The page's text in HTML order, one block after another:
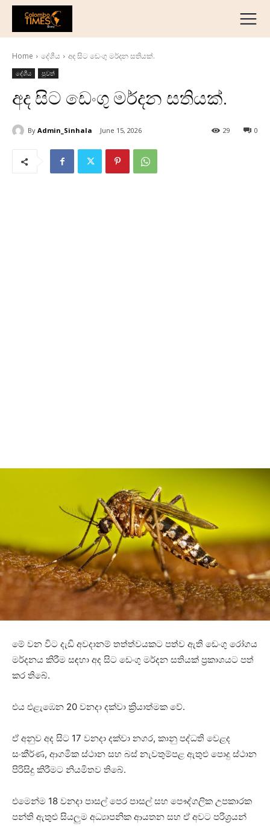
දේශීය
ජාත්‍යන්තර
අධ්‍යාපනික
ක්‍රීඩා
English
Home දේශීය අද සිට ඩෙංගු මර්දන සතියක්.
දේශීය පුවත්
අද සිට ඩෙංගු මර්දන සතියක්.
By Admin_Sinhala June 15, 2026 0
29
මේ වන විට දැඩි අවදානම් තත්ත්වයකට පත්ව ඇති ඩෙංගු රෝගය
මර්දනය කිරීම සඳහා අද සිට ඩෙංගු මර්දන සතියක් ප්‍රකාශයට පත්
කර තිබේ.
එය එළැඹෙන 20 වනදා දක්වා ක්‍රියාත්මක වේ.
ඒ අනුව අද සිට 17 වනදා දක්වා නගර, කානු පද්ධති වෙළද
සංකීර්ණ, ආගමික ස්ථාන සහ බස් නැවතුම්පළ ඇතුළු පොදු ස්ථාන
පිරිසිදු කිරීමට නියමිතව තිබේ.
එමෙන්ම 18 වනදා පාසල් පෙර පාසල් සහ පෞද්ගලික උපකාරක
පන්ති ඇතුළු සියලුම අධ්‍යාපනික ආයතන සහ ඒ අවට පරිශ්‍රයන්